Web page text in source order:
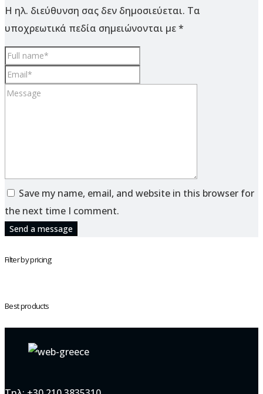
Η ηλ. διεύθυνση σας δεν δημοσιεύεται. Τα
υποχρεωτικά πεδία σημειώνονται με*
Save my name, email, and website in this browser for
the next time I comment.
Send a message
Filter by pricing
Best products